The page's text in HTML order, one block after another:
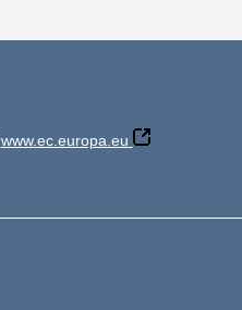
www.ec.europa.eu